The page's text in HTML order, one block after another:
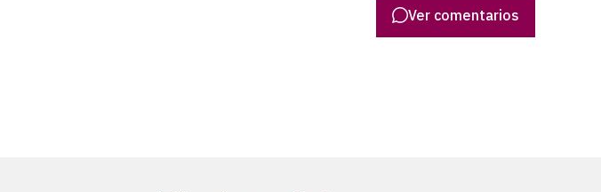
Ver comentarios